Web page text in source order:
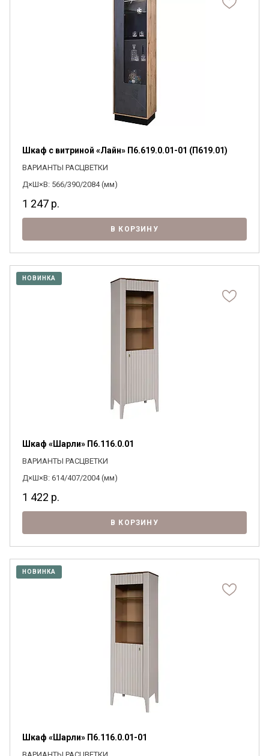
Шкаф с витриной «Лайн» П6.619.0.01-01 (П619.01)
ВАРИАНТЫ РАСЦВЕТКИ
Д×Ш×В: 566/390/2084 (мм)
1 247 р.
В КОРЗИНУ
НОВИНКА
Шкаф «Шарли» П6.116.0.01
ВАРИАНТЫ РАСЦВЕТКИ
Д×Ш×В: 614/407/2004 (мм)
1 422 р.
В КОРЗИНУ
НОВИНКА
Шкаф «Шарли» П6.116.0.01-01